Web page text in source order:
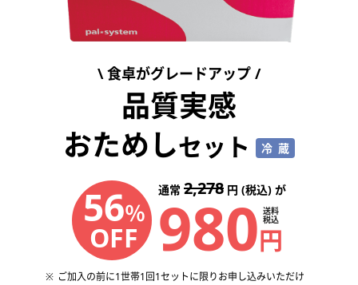
食卓がグレードアップ
品質実感
おためしセット 冷蔵
56％
OFF
通常 2,278 円 (税込) が
980 送料
税込
円
ご加入の前に1世帯1回1セットに限りお申し込みいただけ